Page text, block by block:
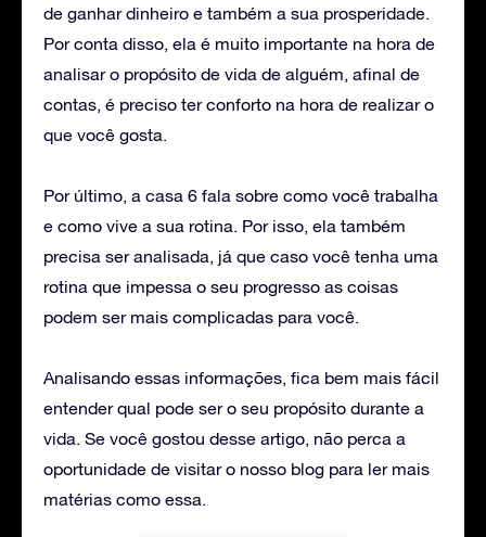
de ganhar dinheiro e também a sua prosperidade.
Por conta disso, ela é muito importante na hora de
analisar o propósito de vida de alguém, afinal de
contas, é preciso ter conforto na hora de realizar o
que você gosta.
Por último, a casa 6 fala sobre como você trabalha
e como vive a sua rotina. Por isso, ela também
precisa ser analisada, já que caso você tenha uma
rotina que impessa o seu progresso as coisas
podem ser mais complicadas para você.
Analisando essas informações, fica bem mais fácil
entender qual pode ser o seu propósito durante a
vida. Se você gostou desse artigo, não perca a
oportunidade de visitar o nosso blog para ler mais
matérias como essa.